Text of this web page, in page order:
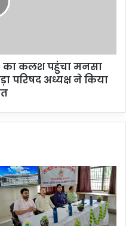
का कलश पहुंचा मनसा
परिषद अध्यक्ष ने किया